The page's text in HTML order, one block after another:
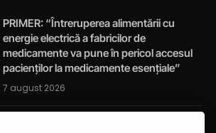
PRIMER: “Întreruperea alimentării cu
energie electrică a fabricilor de
medicamente va pune în pericol accesul
pacienților la medicamente esențiale”
7 august 2026